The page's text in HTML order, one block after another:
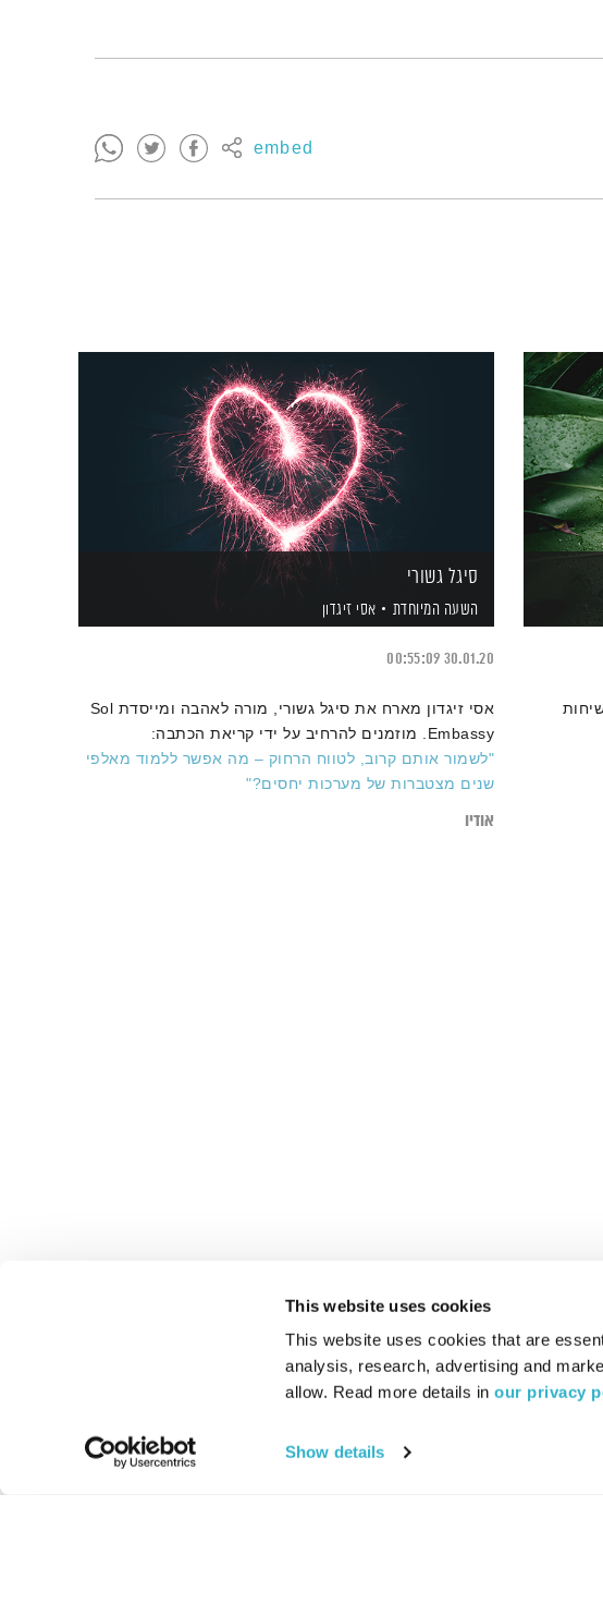
This website uses cookies
This website uses cookies that are
analysis, research, advertising and
allow. Read more details in our privacy
Show details
embed
סיגל גשורי
השעה המיוחדת אסי זיגדון
30.01.20
00:55:09
אסי זיגדון מארח את סיגל גשורי, מורה לאהבה ומייסדת Sol
Embassy. מוזמנים להרחיב על ידי קריאת הכתבה:
"לשמור אותם קרוב, לטווח הרחוק – מה אפשר ללמוד מאלפי
שנים מצטברות של מערכות יחסים?"
אודיו